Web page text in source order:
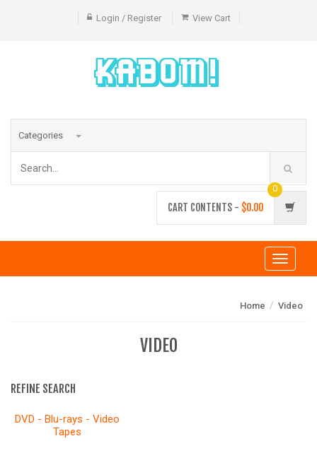
Login / Register View Cart
Categories
CART CONTENTS - $0.00
0
Toggle
Home / Video
VIDEO
REFINE SEARCH
DVD - Blu-rays - Video
Tapes